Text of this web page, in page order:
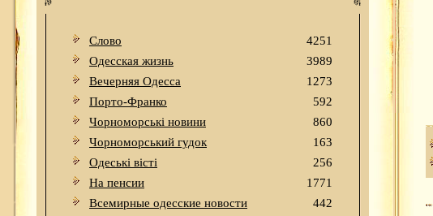
Слово
4251
Одесская жизнь
3989
Вечерняя Одесса
1273
Порто-Франко
592
Чорноморські новини
860
Чорноморський гудок
163
Одеськi вiстi
256
На пенсии
1771
Всемирные одесские новости
442